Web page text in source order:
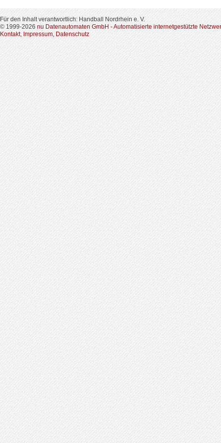
Für den Inhalt verantwortlich: Handball Nordrhein e. V.
© 1999-2026 nu Datenautomaten GmbH - Automatisierte internetgestützte
Kontakt, Impressum, Datenschutz